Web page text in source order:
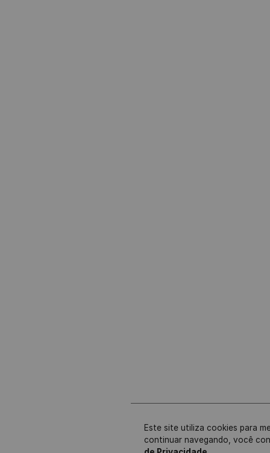
Este site utiliza cookies para
continuar navegando, você